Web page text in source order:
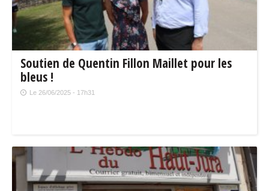
Soutien de Quentin Fillon Maillet pour les
bleus !
Le 26/06/2025 - 17h31